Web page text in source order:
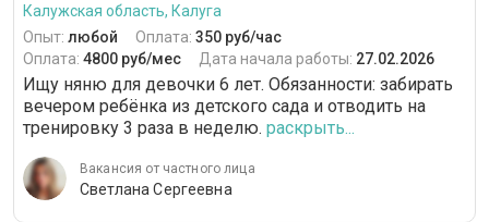
Калужская область, Калуга
Опыт: любой Оплата: 350 руб/час
Оплата: 4800 руб/мес Дата начала работы: 27.02.2026
Ищу няню для девочки 6 лет. Обязанности: забирать
вечером ребёнка из детского сада и отводить на
тренировку 3 раза в неделю. раскрыть...
Вакансия от частного лица
Светлана Сергеевна